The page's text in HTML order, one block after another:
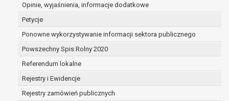
Opinie, wyjaśnienia, informacje dodatkowe
Petycje
Ponowne wykorzystywanie informacji sektora publicznego
Powszechny Spis Rolny 2020
Referendum lokalne
Rejestry i Ewidencje
Rejestry zamówień publicznych
dane są nieprawidłowe lub
prawo do żądania usunięcia danych
osobowych (tzw. prawo do bycia
zapomnianym) na podstawie art. 17 RODO,
w przypadku gdy:
dane nie są już niezbędne do celów,
dla których były zebrane lub w inny
sposób przetwarzane,